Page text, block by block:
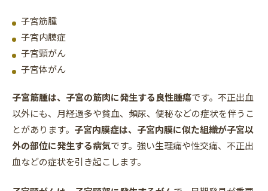
子宮筋腫
子宮内膜症
子宮頸がん
子宮体がん
子宮筋腫は、子宮の筋肉に発生する良性腫瘍です。不正出血
以外にも、月経過多や貧血、頻尿、便秘などの症状を伴うこ
とがあります。 子宮内膜症は、子宮内膜に似た組織が子宮以
外の部位に発生する病気です。強い生理痛や性交痛、不正出
血などの症状を引き起こします。